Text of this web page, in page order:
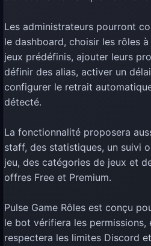
Les administrateurs pourront
le dashboard, choisir les rôles
jeux prédéfinis, ajouter leurs
définir des alias, activer un
configurer le retrait
détecté.
La fonctionnalité proposera
staff, des statistiques, un suivi
jeu, des catégories de jeux et
offres Free et Premium.
Pulse Game Rôles est conçu
le bot vérifiera les permissions,
respectera les limites Discord